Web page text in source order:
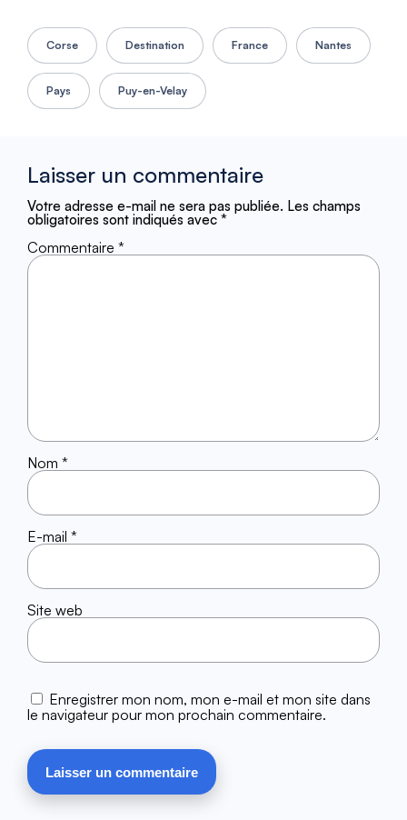
Corse Destination France Nantes
Pays Puy-en-Velay
Laisser un commentaire
Votre adresse e-mail ne sera pas publiée. Les champs
obligatoires sont indiqués avec *
Commentaire *
Nom *
E-mail *
Site web
Enregistrer mon nom, mon e-mail et mon site dans
le navigateur pour mon prochain commentaire.